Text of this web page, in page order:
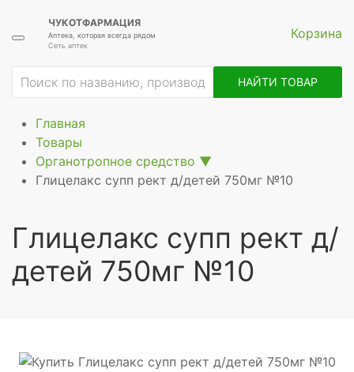
ЧУКОТФАРМАЦИЯ
Аптека, которая всегда рядом
Сеть аптек
Корзина
НАЙТИ ТОВАР
Главная
Товары
Органотропное средство ▼
Глицелакс супп рект д/детей 750мг №10
Глицелакс супп рект д/
детей 750мг №10